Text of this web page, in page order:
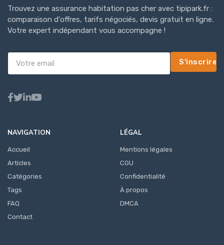
Trouvez une assurance habitation pas cher avec tipipark.fr :
comparaison d'offres, tarifs négociés, devis gratuit en ligne.
Votre expert indépendant vous accompagne !
S'inscrire
NAVIGATION
Accueil
Articles
Catégories
Tags
FAQ
Contact
LÉGAL
Mentions légales
CGU
Confidentialité
À propos
DMCA